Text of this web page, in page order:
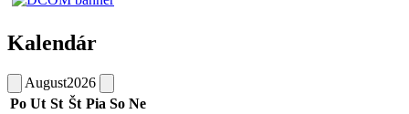
Kalendár
August2026
Po Ut St Št Pia So Ne